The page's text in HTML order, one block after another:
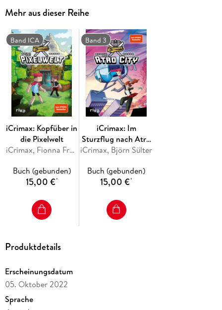
Um einen Weg zurück nach Hause zu finden, muss Max ihr
helfen, den Gangstern das Handwerk zu legen. Piper hat zum
Glück schon einen Plan einen hochgradig riskanten Plan. Nur
wenn die Mission gelingt, kann Max zurück in seine Welt.
Scheitert sie aber Darüber will er lieber gar nicht erst
nachdenken. Max hat keine Wahl. Es geht mit Vollgas durch
Los Carros!
Mehr aus dieser Reihe
Band ICA
iCrimax: Kopfüber in
die Pixelwelt
iCrimax, Fionna Frank
Buch (gebunden)
15,00 €*
Band 3
iCrimax: Im
Sturzflug nach Atro
City
iCrimax, Björn Sülter
Buch (gebunden)
15,00 €*
Produktdetails
Erscheinungsdatum
05. Oktober 2022
Sprache